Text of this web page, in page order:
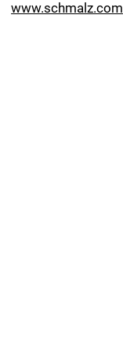
www.schmalz.com